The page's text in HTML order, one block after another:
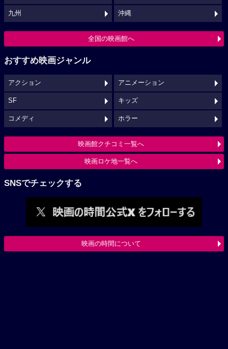
九州 沖縄
全国の映画館へ
おすすめ映画ジャンル
アクション アニメーション
SF キッズ
コメディ ホラー
映画館クチコミ一覧へ
映画ロケ地一覧へ
SNSでチェックする
映画の時間について